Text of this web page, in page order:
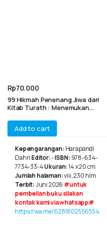
Rp70.000
99 Hikmah Penenang Jiwa dari
Kitab Turath : Menemukan
Ulama Salaf
Add to cart
Kepengarangan: Harapandi
Dahri Editor:-ISBN: 978-634-
7734-33-4Ukuran:14 x 20 cm
Jumlah halaman:viii, 230 hlm
Terbit:Juni 2026 #untuk
pembelian buku silakan
kontak kami via whatsapp#
https://wa.me/6281802556554